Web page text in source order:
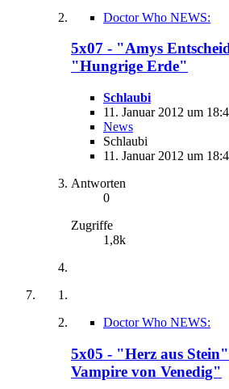
Doctor Who NEWS:
5x07 - "Amys
"Hungrige Erde"
Schlaubi
11. Januar 2012 um
News
Schlaubi
11. Januar 2012 um
Antworten
0
Zugriffe
1,8k
Doctor Who NEWS:
5x05 - "Herz aus
Vampire von Venedig"